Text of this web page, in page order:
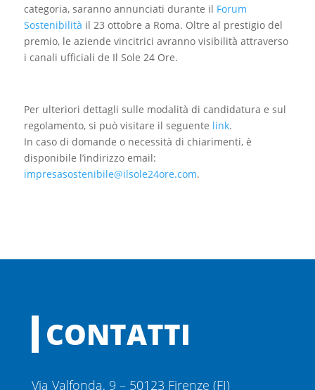
categoria, saranno annunciati durante il Forum
Sostenibilità il 23 ottobre a Roma. Oltre al prestigio del
premio, le aziende vincitrici avranno visibilità attraverso
i canali ufficiali de Il Sole 24 Ore.
Per ulteriori dettagli sulle modalità di candidatura e sul
regolamento, si può visitare il seguente link.
In caso di domande o necessità di chiarimenti, è
disponibile l’indirizzo email:
impresasostenibile@ilsole24ore.com.
CONTATTI
Via Valfonda, 9 – 50123 Firenze (FI)